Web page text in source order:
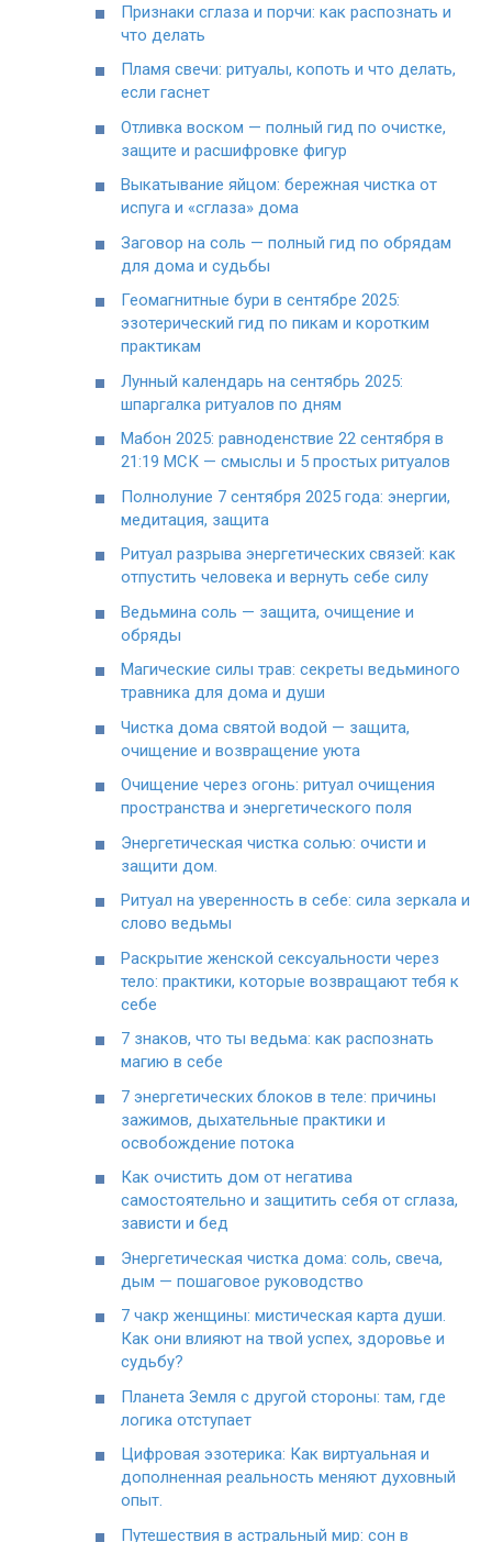
Признаки сглаза и порчи: как распознать и
что делать
Пламя свечи: ритуалы, копоть и что делать,
если гаснет
Отливка воском — полный гид по очистке,
защите и расшифровке фигур
Выкатывание яйцом: бережная чистка от
испуга и «сглаза» дома
Заговор на соль — полный гид по обрядам
для дома и судьбы
Геомагнитные бури в сентябре 2025:
эзотерический гид по пикам и коротким
практикам
Лунный календарь на сентябрь 2025:
шпаргалка ритуалов по дням
Мабон 2025: равноденствие 22 сентября в
21:19 МСК — смыслы и 5 простых ритуалов
Полнолуние 7 сентября 2025 года: энергии,
медитация, защита
Ритуал разрыва энергетических связей: как
отпустить человека и вернуть себе силу
Ведьмина соль — защита, очищение и
обряды
Магические силы трав: секреты ведьминого
травника для дома и души
Чистка дома святой водой — защита,
очищение и возвращение уюта
Очищение через огонь: ритуал очищения
пространства и энергетического поля
Энергетическая чистка солью: очисти и
защити дом.
Ритуал на уверенность в себе: сила зеркала и
слово ведьмы
Раскрытие женской сексуальности через
тело: практики, которые возвращают тебя к
себе
7 знаков, что ты ведьма: как распознать
магию в себе
7 энергетических блоков в теле: причины
зажимов, дыхательные практики и
освобождение потока
Как очистить дом от негатива
самостоятельно и защитить себя от сглаза,
зависти и бед
Энергетическая чистка дома: соль, свеча,
дым — пошаговое руководство
7 чакр женщины: мистическая карта души.
Как они влияют на твой успех, здоровье и
судьбу?
Планета Земля с другой стороны: там, где
логика отступает
Цифровая эзотерика: Как виртуальная и
дополненная реальность меняют духовный
опыт.
Путешествия в астральный мир: сон в